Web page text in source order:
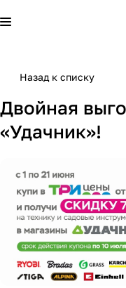
Назад к списку
Двойная
«Удачник»!